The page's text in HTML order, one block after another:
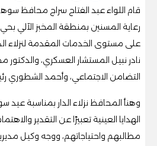
قام اللواء عبد الفتاح سراج محافظ
رعاية المسنين بمنطقة المخبز الآلي
على مستوى الخدمات المقدمة لنزلاء
نادر نبيل المستشار العسكري،
التضامن الاجتماعي، وأحمد
وهنأ المحافظ نزلاء الدار بمناسبة
الهدايا العينية تعبيرًا عن التقدير
مطالبهم واحتياجاتهم، ووجه وكيل